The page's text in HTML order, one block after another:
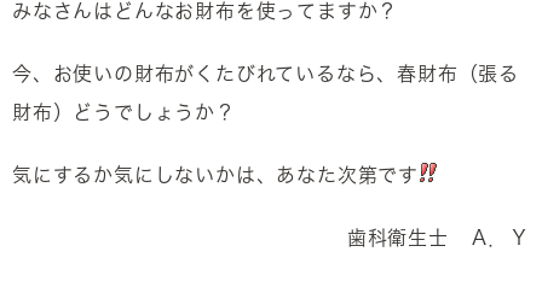
みなさんはどんなお財布を使ってますか？
今、お使いの財布がくたびれているなら、春財布（張る
財布）どうでしょうか？
気にするか気にしないかは、あなた次第です
歯科衛生士 Ａ．Ｙ